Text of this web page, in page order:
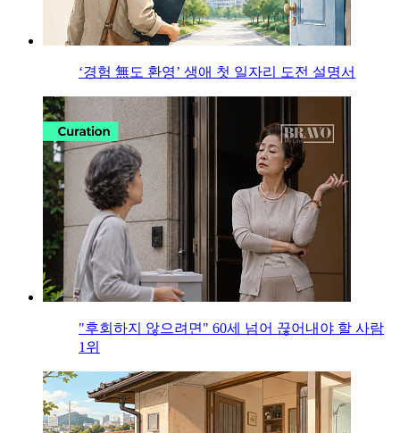
‘경험 無도 환영’ 생애 첫 일자리 도전 설명서
"후회하지 않으려면" 60세 넘어 끊어내야 할 사람
1위